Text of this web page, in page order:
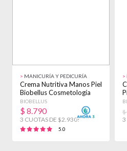
> MANICURÍA Y PEDICURÍA
Crema Nutritiva Manos Piel
Biobellus Cosmetología
250gr No
BIOBELLUS
$ 8.790
3 CUOTAS DE $2.930!
5.0
>
$
3